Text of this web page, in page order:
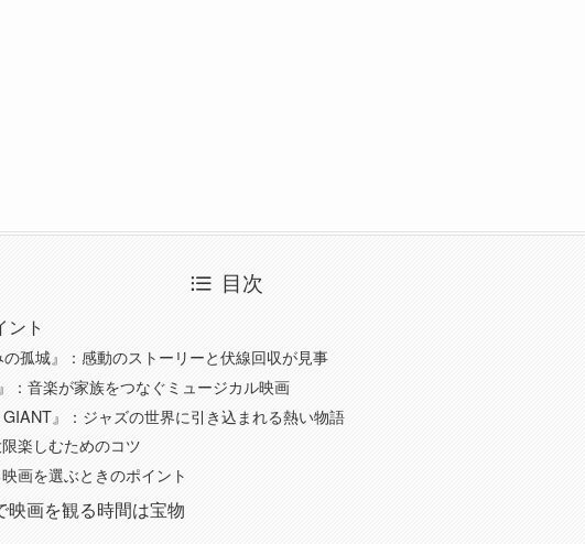
目次
ント
孤城』：感動のストーリーと伏線回収が見事
：音楽が家族をつなぐミュージカル映画
』：ジャズの世界に引き込まれる熱い物語
楽しむためのコツ
画を選ぶときのポイント
映画を観る時間は宝物